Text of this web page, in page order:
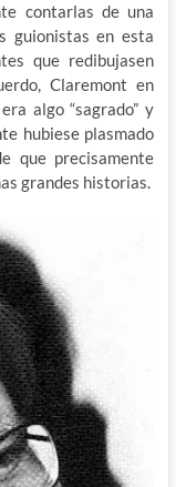
contarlas de una
guionistas en esta
que redibujasen
Claremont en
algo “sagrado” y
hubiese plasmado
que precisamente
grandes historias.